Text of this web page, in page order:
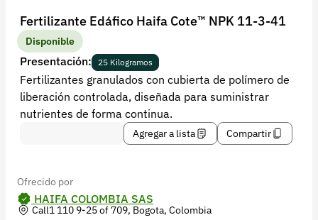
Fertilizante Edáfico Haifa Cote™ NPK 11-3-41
Disponible
Presentación: 25 Kilogramos
Fertilizantes granulados con cubierta de polímero de
liberación controlada, diseñada para suministrar
nutrientes de forma continua.
Agregar a lista Compartir
Ofrecido por
HAIFA COLOMBIA SAS
Call1 110 9-25 of 709, Bogota, Colombia
Recuperar contraseña
Contacto
Soporte
+57 323 2931928
Versión 5.45.0
Síguenos